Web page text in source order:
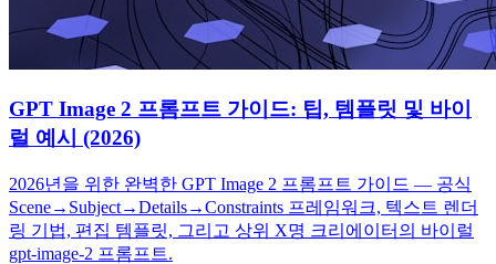
GPT Image 2 프롬프트 가이드: 팁, 템플릿 및 바이
럴 예시 (2026)
2026년을 위한 완벽한 GPT Image 2 프롬프트 가이드 — 공식
Scene→Subject→Details→Constraints 프레임워크, 텍스트 렌더
링 기법, 편집 템플릿, 그리고 상위 X명 크리에이터의 바이럴
gpt-image-2 프롬프트.